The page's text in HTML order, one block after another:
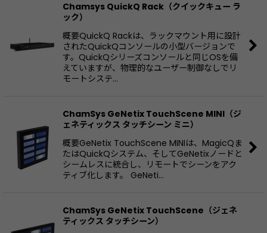
Chamsys QuickQ Rack（クイックキュー ラ
ック）
概要QuickQ Rackは、ラックマウント用に設計
されたQuickQコンソールの小型バージョンで
す。QuickQシリーズコンソールと同じOSを備
えていますが、物理的なユーザー制御なしでリ
モートシステ…
ChamSys GeNetix TouchScene MINI（ジ
ェネティックス タッチシーン ミニ）
概要GeNetix TouchScene MINIは、MagicQま
たはQuickQシステム、そしてGeNetixノードと
シームレスに統合し、リモートでシーンをアク
ティブ化します。 GeNeti…
ChamSys GeNetix TouchScene（ジェネ
ティックス タッチシーン）